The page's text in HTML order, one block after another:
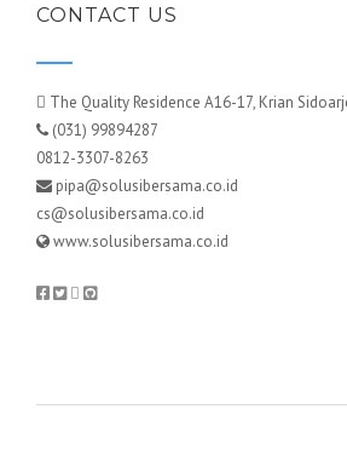
CONTACT US
The Quality Residence A16-17, Krian
(031) 99894287
0812-3307-8263
pipa@solusibersama.co.id
cs@solusibersama.co.id
www.solusibersama.co.id